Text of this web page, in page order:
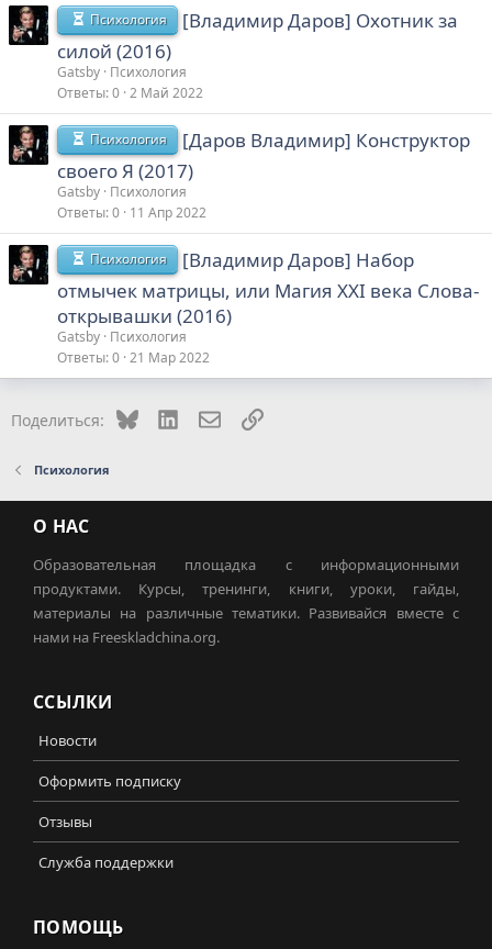
Психология
[Владимир Даров] Охотник за
силой (2016)
Gatsby Психология
Ответы 0 2 Май 2022
Психология
[Даров Владимир] Конструктор
своего Я (2017)
Gatsby Психология
Ответы 0 11 Апр 2022
Психология
[Владимир Даров] Набор
отмычек матрицы, или Магия XXI века Слова-
открывашки (2016)
Gatsby Психология
Ответы 0 21 Мар 2022
Поделиться: Bluesky LinkedInЭлектронная почта
Ссылка
Психология
О НАС
Образовательная площадка с информационными
продуктами. Курсы, тренинги, книги, уроки, гайды,
материалы на различные тематики. Развивайся вместе с
нами на Freeskladchina.org.
ССЫЛКИ
Новости
Оформить подписку
Отзывы
Служба поддержки
ПОМОЩЬ